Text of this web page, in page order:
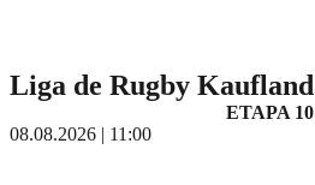
Liga de Rugby Kaufland
ETAPA 10
08.08.2026 | 11:00